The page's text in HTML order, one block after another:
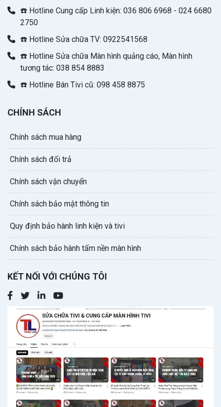
☎️ Hotline Cung cấp Linh kiện: 036 806 6968 - 024 6680
2750
☎️ Hotline Sửa chữa TV: 0922541568
☎️ Hotline Sửa chữa Màn hình quảng cáo, Màn hình
tương tác: 038 854 8883
☎️ Hotline Bán Tivi cũ: 098 458 8875
CHÍNH SÁCH
Chính sách mua hàng
Chính sách đổi trả
Chính sách vận chuyển
Chính sách bảo mật thông tin
Quy định bảo hành linh kiện và tivi
Chính sách bảo hành tấm nền màn hình
KẾT NỐI VỚI CHÚNG TÔI